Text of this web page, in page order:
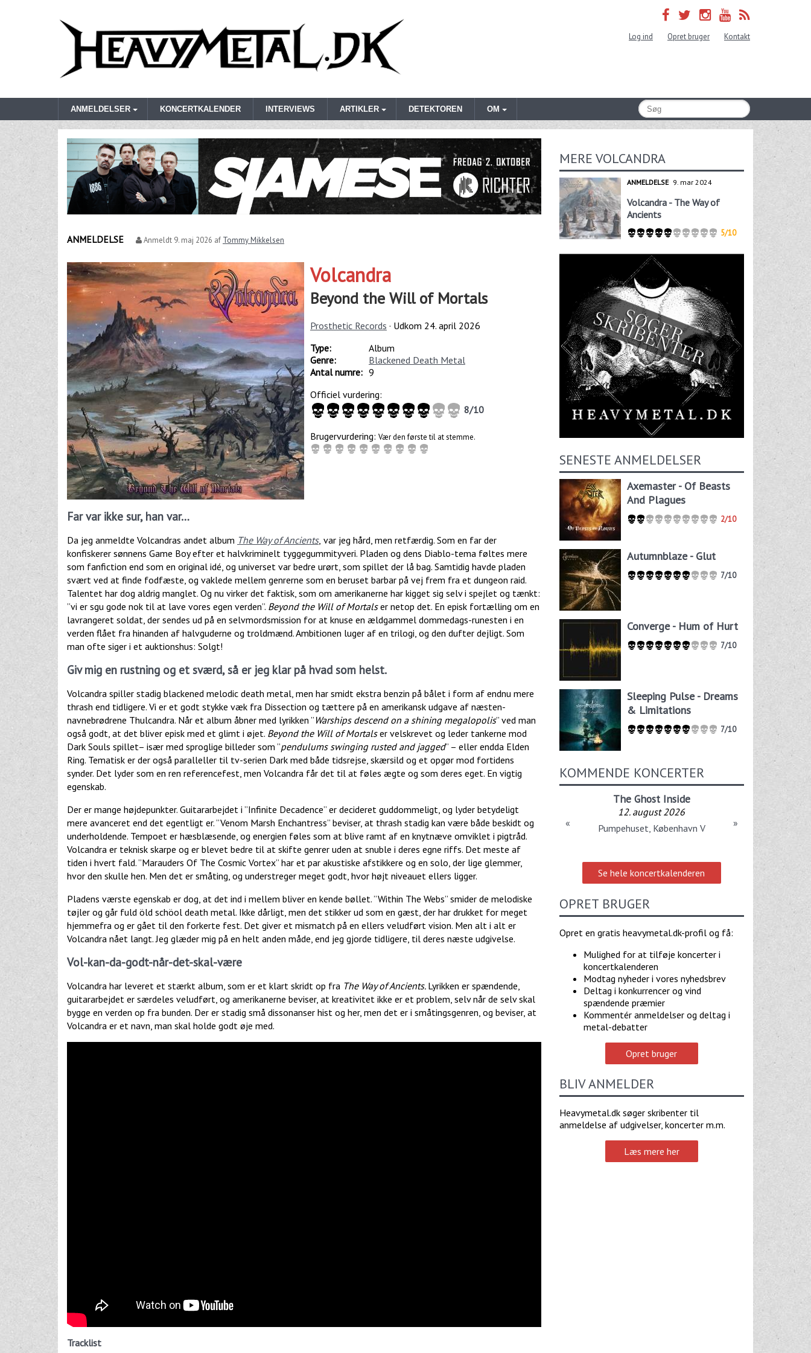
Log ind Opret bruger Kontakt
ANMELDELSER KONCERTKALENDER INTERVIEWS ARTIKLER DETEKTOREN OM
ANMELDELSE Anmeldt 9. maj 2026 af Tommy Mikkelsen
Volcandra
Beyond the Will of Mortals
Prosthetic Records · Udkom 24. april 2026
Type:
Album
Genre:
Blackened Death Metal
Antal numre: 9
Officiel vurdering:
8/10
Brugervurdering: Vær den første til at stemme.
Far var ikke sur, han var…
Da jeg anmeldte Volcandras andet album The Way of Ancients, var jeg hård, men retfærdig. Som en far der
konfiskerer sønnens Game Boy efter et halvkriminelt tyggegummityveri. Pladen og dens Diablo-tema føltes mere
som fanfiction end som en original idé, og universet var bedre urørt, som spillet der lå bag. Samtidig havde pladen
svært ved at finde fodfæste, og vaklede mellem genrerne som en beruset barbar på vej frem fra et dungeon raid.
Talentet har dog aldrig manglet. Og nu virker det faktisk, som om amerikanerne har kigget sig selv i spejlet og tænkt:
”vi er sgu gode nok til at lave vores egen verden”. Beyond the Will of Mortalser netop det. En episk fortælling om en
lavrangeret soldat, der sendes ud på en selvmordsmission for at knuse en ældgammel dommedags-runesten i en
verden flået fra hinanden af halvguderne og troldmænd. Ambitionen luger af en trilogi, og den dufter dejligt. Som
man ofte siger i et auktionshus: Solgt!
Giv mig en rustning og et sværd, så er jeg klar på hvad som helst.
Volcandra spiller stadig blackened melodic death metal, men har smidt ekstra benzin på bålet i form af endnu mere
thrash end tidligere. Vi er et godt stykke væk fra Dissection og tættere på en amerikansk udgave af næsten-
navnebrødrene Thulcandra. Når et album åbner med lyrikken ” Warships descend on a shining megalopolis” ved man
også godt, at det bliver episk med et glimt i øjet. Beyond the Will of Mortalser velskrevet og leder tankerne mod
Dark Souls spillet– især med sproglige billeder som ”pendulums swinging rusted and jagged” – eller endda Elden
Ring. Tematisk er der også paralleller til tv-serien Dark med både tidsrejse, skærsild og et opgør mod fortidens
synder. Det lyder som en ren referencefest, men Volcandra får det til at føles ægte og som deres eget. En vigtig
egenskab.
Der er mange højdepunkter. Guitararbejdet i ”Infinite Decadence” er decideret guddommeligt, og lyder betydeligt
mere avanceret end det egentligt er. ”Venom Marsh Enchantress” beviser, at thrash stadig kan være både beskidt og
underholdende. Tempoet er hæsblæsende, og energien føles som at blive ramt af en knytnæve omviklet i pigtråd.
Volcandra er teknisk skarpe og er blevet bedre til at skifte genrer uden at snuble i deres egne riffs. Det meste af
tiden i hvert fald. ”Marauders Of The Cosmic Vortex” har et par akustiske afstikkere og en solo, der lige glemmer,
hvor den skulle hen. Men det er småting, og understreger meget godt, hvor højt niveauet ellers ligger.
Pladens værste egenskab er dog, at det ind i mellem bliver en kende bøllet. ”Within The Webs” smider de melodiske
tøjler og går fuld öld schöol death metal. Ikke dårligt, men det stikker ud som en gæst, der har drukket for meget
hjemmefra og er gået til den forkerte fest. Det giver et mismatch på en ellers veludført vision. Men alt i alt er
Volcandra nået langt. Jeg glæder mig på en helt anden måde, end jeg gjorde tidligere, til deres næste udgivelse.
Vol-kan-da-godt-når-det-skal-være
Volcandra har leveret et stærkt album, som er et klart skridt op fra The Way of Ancients. Lyrikken er spændende,
guitararbejdet er særdeles veludført, og amerikanerne beviser, at kreativitet ikke er et problem, selv når de selv skal
bygge en verden op fra bunden. Der er stadig små dissonanser hist og her, men det er i småtingsgenren, og beviser, at
Volcandra er et navn, man skal holde godt øje med.
Tracklist
MERE VOLCANDRA
ANMELDELSE 9. mar 2024
Volcandra - The Way of
Ancients
5/10
SENESTE ANMELDELSER
Axemaster - Of Beasts
And Plagues
2/10
Autumnblaze - Glut
7/10
Converge - Hum of Hurt
7/10
Sleeping Pulse - Dreams
& Limitations
7/10
KOMMENDE KONCERTER
The Ghost Inside
12. august 2026
Pumpehuset, København V
« »
Se hele koncertkalenderen
OPRET BRUGER
Opret en gratis heavymetal.dk-profil og få:
Mulighed for at tilføje koncerter i
koncertkalenderen
Modtag nyheder i vores nyhedsbrev
Deltag i konkurrencer og vind
spændende præmier
Kommentér anmeldelser og deltag i
metal-debatter
Opret bruger
BLIV ANMELDER
Heavymetal.dk søger skribenter til
anmeldelse af udgivelser, koncerter m.m.
Læs mere her